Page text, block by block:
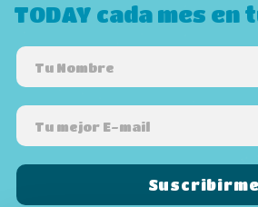
TODAY cada mes